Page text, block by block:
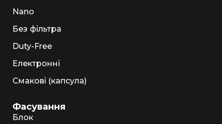
Nano
Без фільтра
Duty-Free
Електронні
Смакові (капсула)
Фасування
Блок